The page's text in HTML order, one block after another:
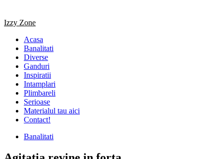
Primary
Izzy Zone
Acasa
Banalitati
Diverse
Ganduri
Inspiratii
Intamplari
Plimbareli
Serioase
Materialul tau aici
Contact!
Banalitati